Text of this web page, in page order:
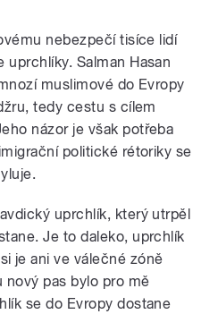
nebezpečí tisíce lidí
Salman Hasan
muslimové do Evropy
tedy cestu s cílem
názor je však potřeba
politické rétoriky se
uprchlík, který utrpěl
Je to daleko, uprchlík
je ani ve válečné zóně
nový pas bylo pro mě
se do Evropy dostane